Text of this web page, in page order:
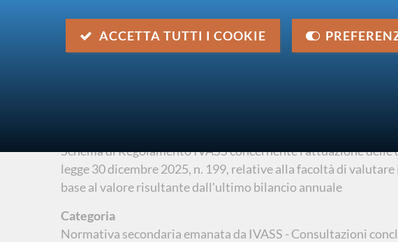
Schema di Regolamento IVASS concernente l'attuazione
legge 30 dicembre 2025, n. 199, relative alla facoltà di
base al valore risultante dall'ultimo bilancio annuale
Categoria
Normativa secondaria emanata da IVASS - Consultazioni
ACCETTA TUTTI I COOKIE